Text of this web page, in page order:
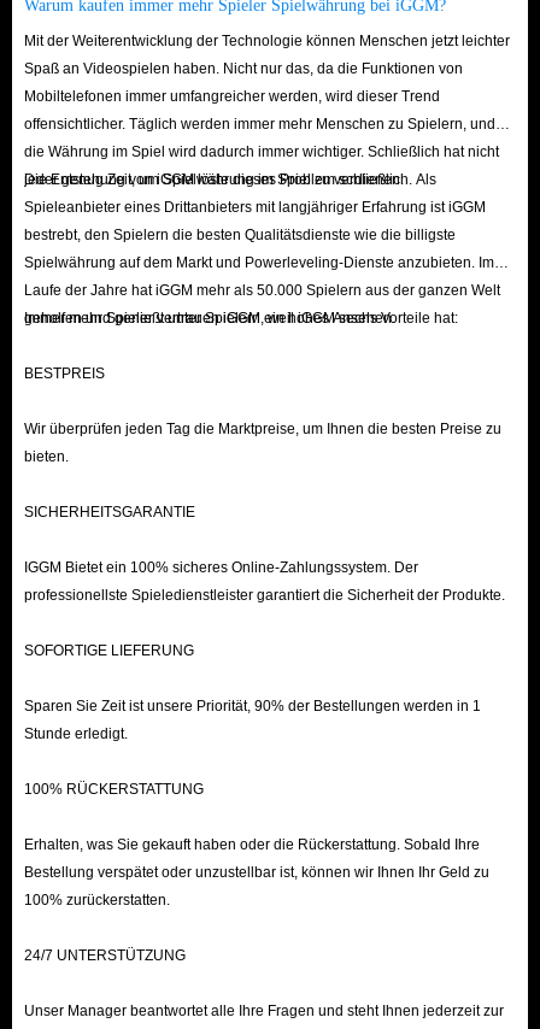
Warum kaufen immer mehr Spieler Spielwährung bei iGGM?
Mit der Weiterentwicklung der Technologie können Menschen jetzt leichter
Spaß an Videospielen haben. Nicht nur das, da die Funktionen von
Mobiltelefonen immer umfangreicher werden, wird dieser Trend
offensichtlicher. Täglich werden immer mehr Menschen zu Spielern, und
die Währung im Spiel wird dadurch immer wichtiger. Schließlich hat nicht
jeder genug Zeit, um Spielwährung im Spiel zu verdienen.
Die Entstehung von iGGM löste dieses Problem schließlich. Als
Spieleanbieter eines Drittanbieters mit langjähriger Erfahrung ist iGGM
bestrebt, den Spielern die besten Qualitätsdienste wie die billigste
Spielwährung auf dem Markt und Powerleveling-Dienste anzubieten. Im
Laufe der Jahre hat iGGM mehr als 50.000 Spielern aus der ganzen Welt
geholfen und genießt unter Spielern ein hohes Ansehen.
Immer mehr Spieler vertrauen iGGM, weil iGGM sechs Vorteile hat:
BESTPREIS
Wir überprüfen jeden Tag die Marktpreise, um Ihnen die besten Preise zu
bieten.
SICHERHEITSGARANTIE
IGGM Bietet ein 100% sicheres Online-Zahlungssystem. Der
professionellste Spieledienstleister garantiert die Sicherheit der Produkte.
SOFORTIGE LIEFERUNG
Sparen Sie Zeit ist unsere Priorität, 90% der Bestellungen werden in 1
Stunde erledigt.
100% RÜCKERSTATTUNG
Erhalten, was Sie gekauft haben oder die Rückerstattung. Sobald Ihre
Bestellung verspätet oder unzustellbar ist, können wir Ihnen Ihr Geld zu
100% zurückerstatten.
24/7 UNTERSTÜTZUNG
Unser Manager beantwortet alle Ihre Fragen und steht Ihnen jederzeit zur